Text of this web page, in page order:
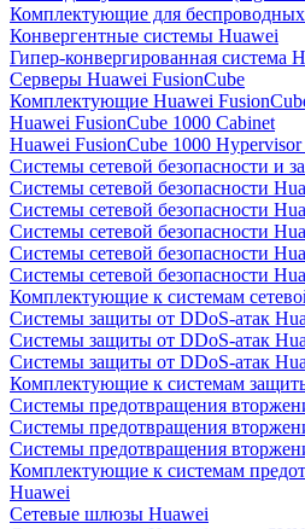
Комплектующие для беспроводных
Конвергентные системы Huawei
Гипер-конвергированная система
Серверы Huawei FusionCube
Комплектующие Huawei
Huawei FusionCube 1000 Cabinet
Huawei FusionCube 1000
Системы сетевой безопасности и
Системы сетевой безопасности
Системы сетевой безопасности
Системы сетевой безопасности
Системы сетевой безопасности
Системы сетевой безопасности
Комплектующие к системам
Системы защиты от DDoS-атак
Системы защиты от DDoS-атак
Системы защиты от DDoS-атак
Комплектующие к системам
Системы предотвращения
Системы предотвращения
Системы предотвращения
Комплектующие к системам
Huawei
Сетевые шлюзы Huawei